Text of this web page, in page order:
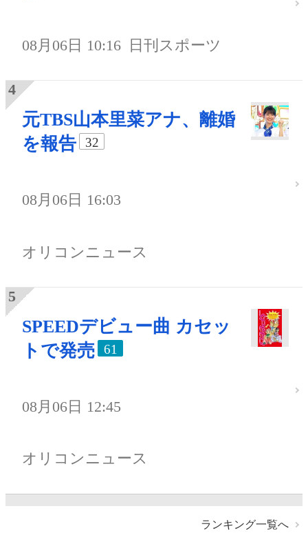
08月06日 10:16 日刊スポーツ
元TBS山本里菜アナ、離婚
を報告
32
08月06日 16:03
オリコンニュース
SPEEDデビュー曲 カセッ
トで発売
61
08月06日 12:45
オリコンニュース
ランキング一覧へ